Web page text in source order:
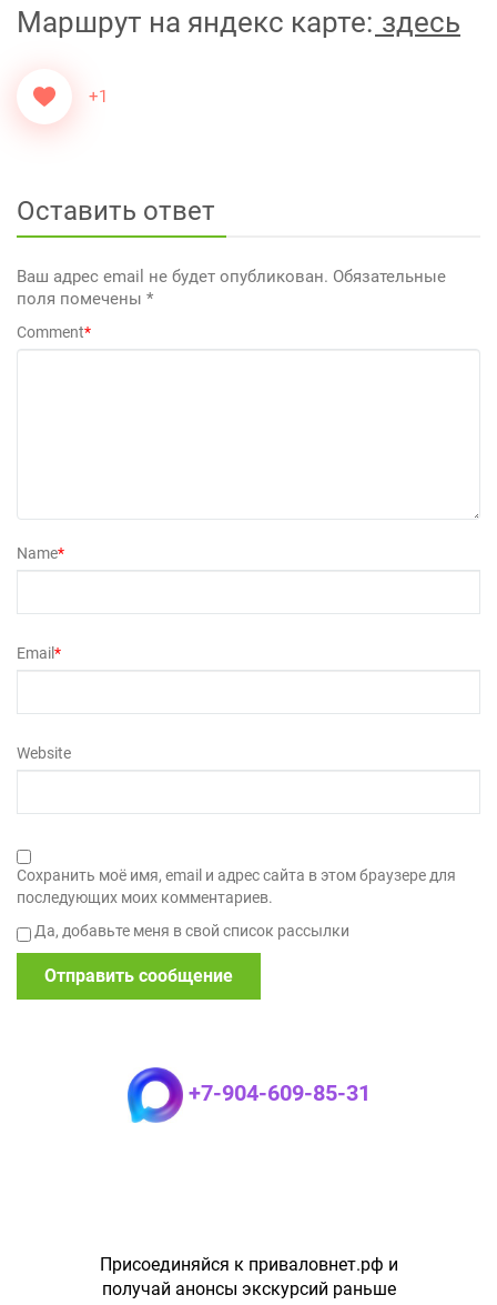
Маршрут на яндекс карте: здесь
+1
Оставить ответ
Ваш адрес email не будет опубликован. Обязательные
поля помечены *
Comment*
Name*
Email*
Website
Сохранить моё имя, email и адрес сайта в этом браузере для
последующих моих комментариев.
Да, добавьте меня в свой список рассылки
+7-904-609-85-31
Присоединяйся к приваловнет.рф и
получай анонсы экскурсий раньше